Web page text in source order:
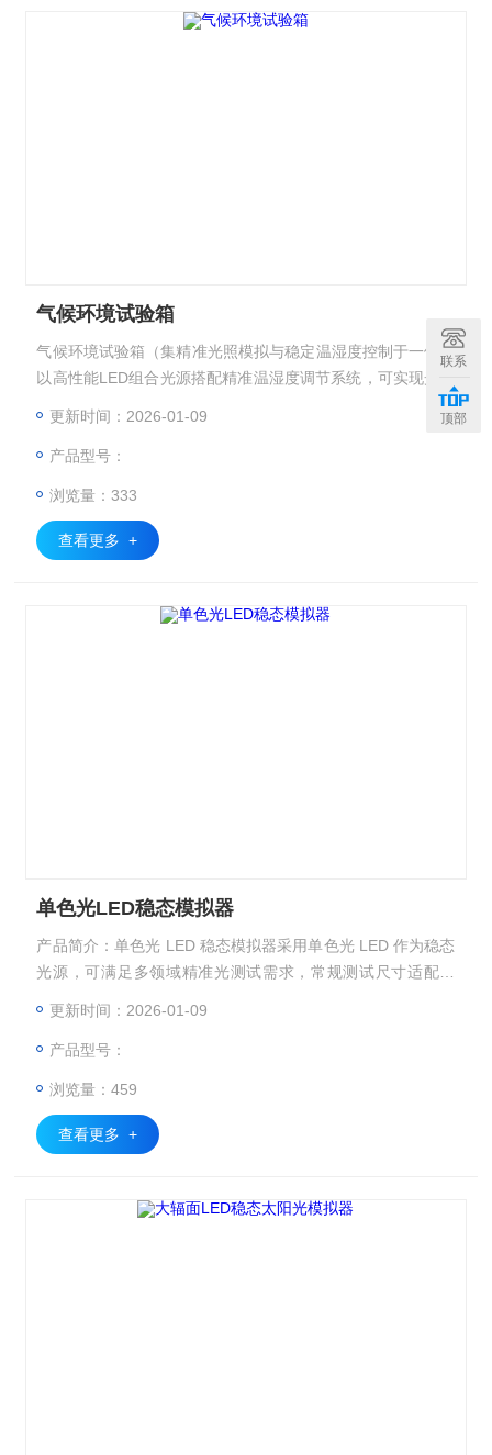
气候环境试验箱
气候环境试验箱（集精准光照模拟与稳定温湿度控制于一体）
以高性能LED组合光源搭配精准温湿度调节系统，可实现光照
老化、温度循环、湿度模拟及“光照+温湿度”复合环境模拟。
设备主要配置有LED光照系统、温湿度控制系统、稳定气流循
环系统、高强度防护箱体，适配电子、汽车、建材、新能源等
更新时间：2026-01-09
产品型号：
浏览量：333
查看更多 +
单色光LED稳态模拟器
产品简介：单色光 LED 稳态模拟器采用单色光 LED 作为稳态
光源，可满足多领域精准光测试需求，常规测试尺寸适配广
台面。 可应用领域包括：光伏、航天、汽车、科研、院校。
更新时间：2026-01-09
产品型号：
浏览量：459
查看更多 +
联系
顶部